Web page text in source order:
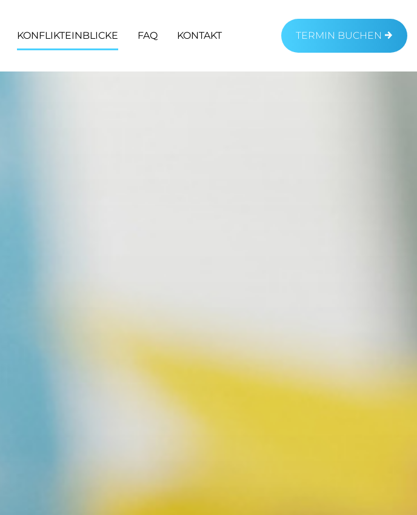
KONFLIKTEINBLICKE FAQ KONTAKT TERMIN BUCHEN